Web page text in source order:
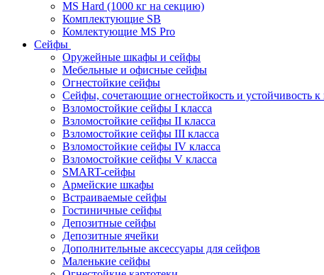
MS Hard (1000 кг на секцию)
Комплектующие SB
Комлектующие MS Pro
Сейфы
Оружейные шкафы и сейфы
Мебельные и офисные сейфы
Огнестойкие сейфы
Сейфы, сочетающие огнестойкость и устойчивость к
Взломостойкие сейфы I класса
Взломостойкие сейфы II класса
Взломостойкие сейфы III класса
Взломостойкие сейфы IV класса
Взломостойкие сейфы V класса
SMART-сейфы
Армейские шкафы
Встраиваемые сейфы
Гостиничные сейфы
Депозитные сейфы
Депозитные ячейки
Дополнительные аксессуары для сейфов
Маленькие сейфы